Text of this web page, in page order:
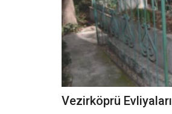
Vezirköprü Evliyaları